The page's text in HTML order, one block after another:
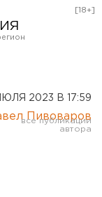
[18+]
2023 В 17:59
Пивоваров